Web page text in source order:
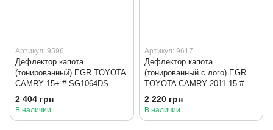
Артикул: 9596
Дефлектор капота
(тонированный) EGR TOYOTA
CAMRY 15+ # SG1064DS
2 404 грн
В наличии
Артикул: 9617
Дефлектор капота
(тонированный с лого) EGR
TOYOTA CAMRY 2011-15 #
SG1062DSL
2 220 грн
В наличии